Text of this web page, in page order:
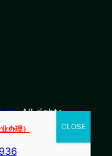
All rights
办理）